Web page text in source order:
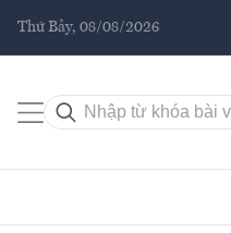
Thứ Bảy, 08/08/2026